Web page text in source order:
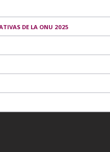
DE LA ONU 2025